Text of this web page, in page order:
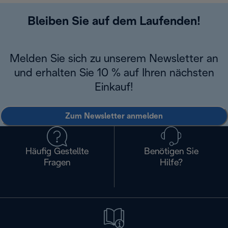
Bleiben Sie auf dem Laufenden!
Melden Sie sich zu unserem Newsletter an
und erhalten Sie 10 % auf Ihren nächsten
Einkauf!
Zum Newsletter anmelden
Häufig Gestellte
Fragen
Benötigen Sie
Hilfe?